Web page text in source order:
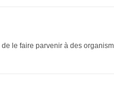
le faire parvenir à des